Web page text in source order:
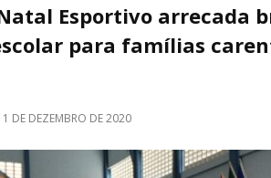
Esportivo arrecada
para famílias
1 DE DEZEMBRO DE 2020